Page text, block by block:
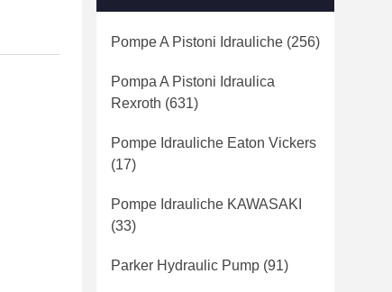
Pompe A Pistoni Idrauliche (256)
Pompa A Pistoni Idraulica
Rexroth (631)
Pompe Idrauliche Eaton Vickers
(17)
Pompe Idrauliche KAWASAKI
(33)
Parker Hydraulic Pump (91)